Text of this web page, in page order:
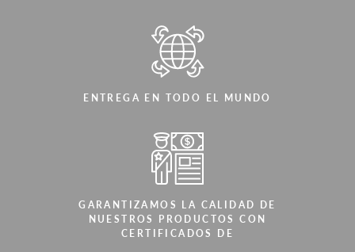
ENTREGA EN TODO EL MUNDO
GARANTIZAMOS LA CALIDAD DE
NUESTROS PRODUCTOS CON
CERTIFICADOS DE